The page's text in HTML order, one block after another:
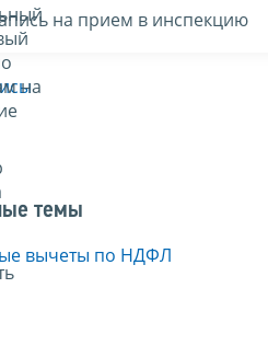
на
на прием в инспекцию
темы
вычеты по НДФЛ